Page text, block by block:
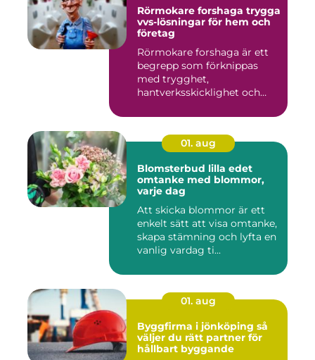
Rörmokare forshaga trygga
vvs-lösningar för hem och
företag
Rörmokare forshaga är ett
begrepp som förknippas
med trygghet,
hantverksskicklighet och
01. aug
Blomsterbud lilla edet
omtanke med blommor,
varje dag
Att skicka blommor är ett
enkelt sätt att visa omtanke,
skapa stämning och lyfta en
vanlig vardag ti...
01. aug
Byggfirma i jönköping så
väljer du rätt partner för
hållbart byggande